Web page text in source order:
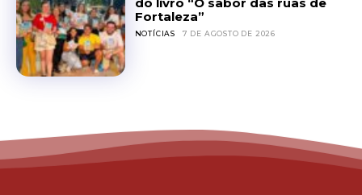
Fortaleza”
NOTÍCIAS 7 DE AGOSTO DE 2026